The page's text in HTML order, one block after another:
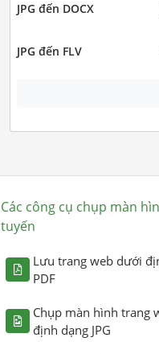
JPG đến DOCX
JPG đến FLV
Các công cụ chụp màn
tuyến
Lưu trang web dưới
PDF
Chụp màn hình trang
định dạng JPG